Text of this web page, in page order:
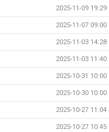
2025-11-09 19:29
2025-11-07 09:00
2025-11-03 14:28
2025-11-03 11:40
2025-10-31 10:00
2025-10-30 10:00
2025-10-27 11:04
2025-10-27 10:45